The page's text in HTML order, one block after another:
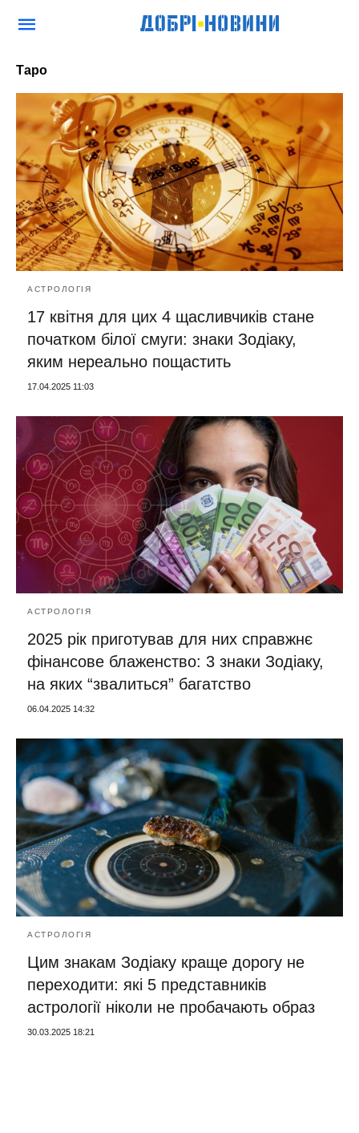
Таро
АСТРОЛОГІЯ
17 квітня для цих 4 щасливчиків стане
початком білої смуги: знаки Зодіаку,
яким нереально пощастить
17.04.2025 11:03
АСТРОЛОГІЯ
2025 рік приготував для них справжнє
фінансове блаженство: 3 знаки Зодіаку,
на яких “звалиться” багатство
06.04.2025 14:32
АСТРОЛОГІЯ
Цим знакам Зодіаку краще дорогу не
переходити: які 5 представників
астрології ніколи не пробачають образ
30.03.2025 18:21